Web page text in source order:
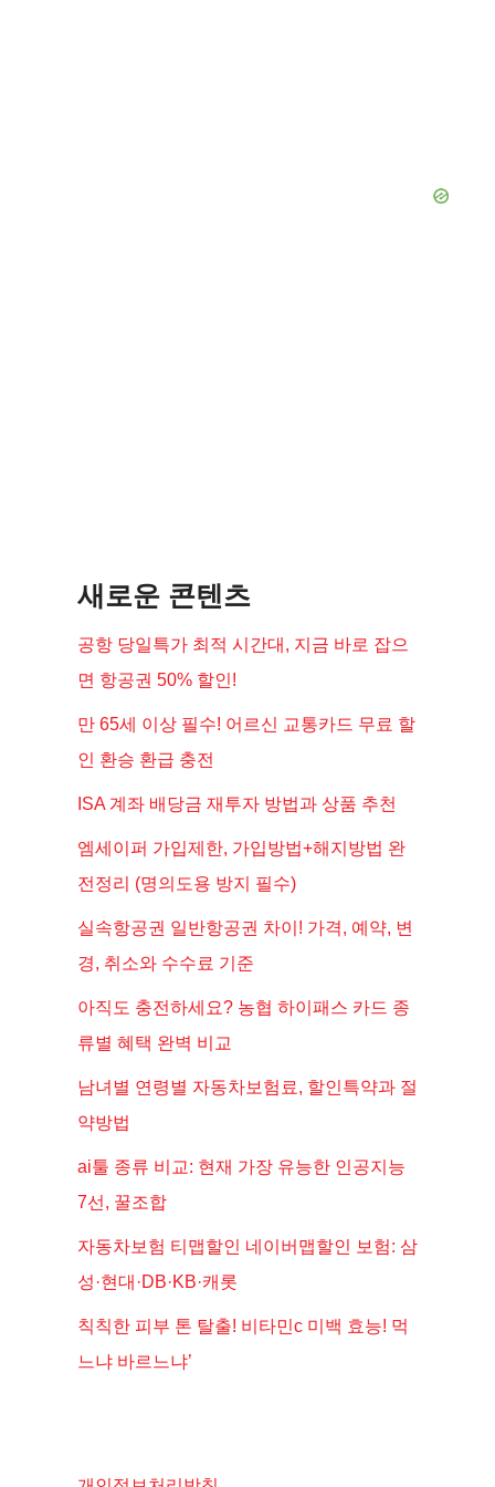
새로운 콘텐츠
공항 당일특가 최적 시간대, 지금 바로 잡으
면 항공권 50% 할인!
만 65세 이상 필수! 어르신 교통카드 무료 할
인 환승 환급 충전
ISA 계좌 배당금 재투자 방법과 상품 추천
엠세이퍼 가입제한, 가입방법+해지방법 완
전정리 (명의도용 방지 필수)
실속항공권 일반항공권 차이! 가격, 예약, 변
경, 취소와 수수료 기준
아직도 충전하세요? 농협 하이패스 카드 종
류별 혜택 완벽 비교
남녀별 연령별 자동차보험료, 할인특약과 절
약방법
ai툴 종류 비교: 현재 가장 유능한 인공지능
7선, 꿀조합
자동차보험 티맵할인 네이버맵할인 보험: 삼
성·현대·DB·KB·캐롯
칙칙한 피부 톤 탈출! 비타민c 미백 효능! 먹
느냐 바르느냐’